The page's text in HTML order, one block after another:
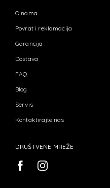
O nama
Povrat i reklamacija
Garancija
Dostava
FAQ
Blog
Servis
Kontaktirajte nas
DRUŠTVENE MREŽE